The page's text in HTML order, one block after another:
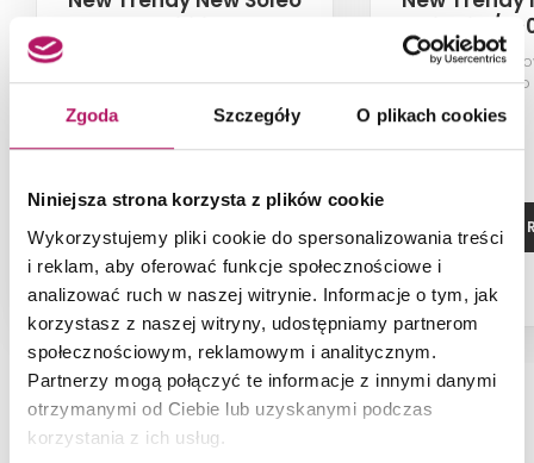
Zgoda Szczegóły O plikach cookies
Niniejsza strona korzysta z plików cookie
Wykorzystujemy pliki cookie do spersonalizowania treści
i reklam, aby oferować funkcje społecznościowe i
analizować ruch w naszej witrynie. Informacje o tym, jak
korzystasz z naszej witryny, udostępniamy partnerom
społecznościowym, reklamowym i analitycznym.
Partnerzy mogą połączyć te informacje z innymi danymi
otrzymanymi od Ciebie lub uzyskanymi podczas
korzystania z ich usług.
przezroczyste, profile chrom,
90x90x195 cm
2 839,00 PLN
ZOBACZ PRODUKT
Dostępność:na zamówienie
D-0146A/
Kabina
równoległy),
profile chrom,
ZOBACZ
NAJNOWSZE ARTYKUŁY